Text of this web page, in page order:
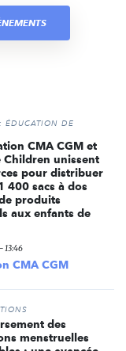
DE
CMA CGM et
Children unissent
pour distribuer
400 sacs à dos
produits
aux enfants de
13:46
CMA CGM
des
menstruelles